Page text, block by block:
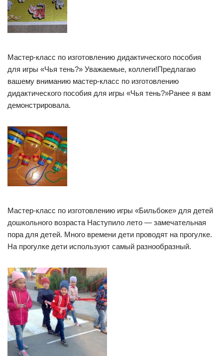
Мастер-класс по изготовлению дидактического пособия
для игры «Чья тень?» Уважаемые, коллеги!Предлагаю
вашему вниманию мастер-класс по изготовлению
дидактического пособия для игры «Чья тень?»Ранее я вам
демонстрировала.
Мастер-класс по изготовлению игры «Бильбоке» для детей
дошкольного возраста Наступило лето — замечательная
пора для детей. Много времени дети проводят на прогулке.
На прогулке дети используют самый разнообразный.